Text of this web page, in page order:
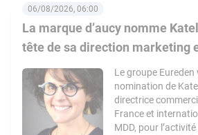
La marque d’aucy nomme
tête de sa direction marketing
06/08/2026, 06:00
Le groupe Eureden
nomination de
directrice
France et
MDD, pour